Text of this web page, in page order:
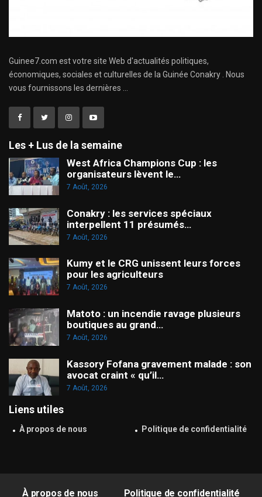
Guinee7.com est votre site Web d'actualités politiques,
économiques, sociales et culturelles de la Guinée Conakry . Nous
vous fournissons les dernières ...
Les + Lus de la semaine
West Africa Champions Cup : les
organisateurs lèvent le…
7 Août, 2026
Conakry : les services spéciaux
interpellent 11 présumés…
7 Août, 2026
Kumy et le CRG unissent leurs forces
pour les agriculteurs
7 Août, 2026
Matoto : un incendie ravage plusieurs
boutiques au grand…
7 Août, 2026
Kassory Fofana gravement malade : son
avocat craint « qu’il…
7 Août, 2026
Liens utiles
À propos de nous Politique de confidentialité
À propos de nous Politique de confidentialité